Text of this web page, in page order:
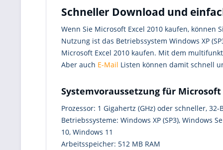
Schneller Download und
Wenn Sie Microsoft Excel 2010 kaufen,
Nutzung ist das Betriebssystem Windows XP
Microsoft Excel 2010 kaufen. Mit dem
Aber auch E-Mail Listen können damit schnell
Systemvoraussetzung für Microsoft
Prozessor: 1 Gigahertz (GHz) oder schneller, 32-
Betriebssysteme: Windows XP (SP3), Windows
10, Windows 11
Arbeitsspeicher: 512 MB RAM